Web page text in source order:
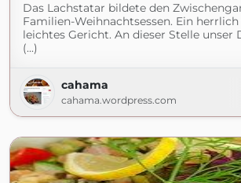
Das Lachstatar bildete den
Familien-Weihnachtsessen. Ein herrlich
leichtes Gericht. An dieser Stelle unser
(...)
cahama
cahama.wordpress.com